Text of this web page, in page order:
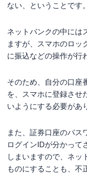
ない、ということです。
ネットバンクの中には
ますが、スマホのロッ
に振込などの操作が行
そのため、自分の口座
を、スマホに登録させ
いようにする必要があ
また、証券口座のパス
ログインIDが分かって
しまいますので、ネッ
ものにすることも、不